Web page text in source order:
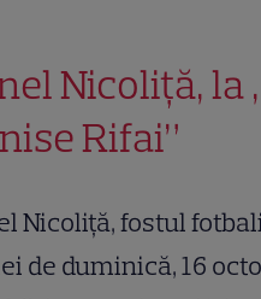
Nicoliță, la
Rifai”
Nicoliță, fostul
de duminică, 16